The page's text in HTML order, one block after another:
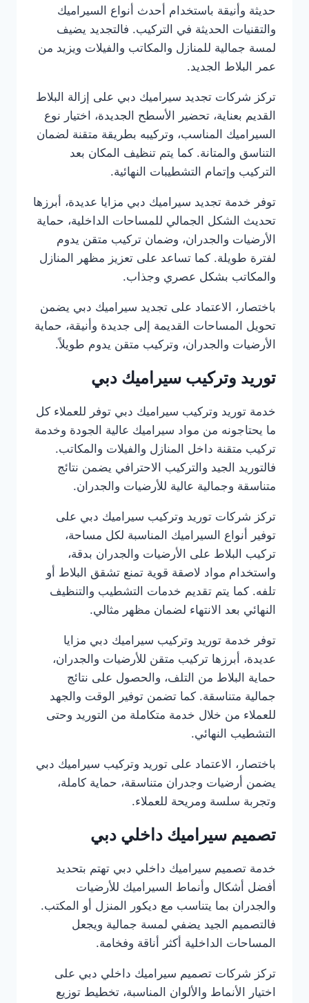
حديثة وأنيقة باستخدام أحدث أنواع السيراميك
والتقنيات الحديثة في التركيب. فالتجديد يضيف
لمسة جمالية للمنازل والمكاتب والفيلات ويزيد من
عمر البلاط الجديد.
تركز شركات تجديد سيراميك دبي على إزالة البلاط
القديم بعناية، تحضير الأسطح الجديدة، اختيار نوع
السيراميك المناسب، وتركيبه بطريقة متقنة لضمان
التناسق والمتانة. كما يتم تنظيف المكان بعد
التركيب وإتمام التشطيبات النهائية.
توفر خدمة تجديد سيراميك دبي مزايا عديدة، أبرزها
تحديث الشكل الجمالي للمساحات الداخلية، حماية
الأرضيات والجدران، وضمان تركيب متقن يدوم
لفترة طويلة. كما تساعد على تعزيز مظهر المنازل
والمكاتب بشكل عصري وجذاب.
باختصار، الاعتماد على تجديد سيراميك دبي يضمن
تحويل المساحات القديمة إلى جديدة وأنيقة، حماية
الأرضيات والجدران، وتركيب متقن يدوم طويلاً.
توريد وتركيب سيراميك دبي
خدمة توريد وتركيب سيراميك دبي توفر للعملاء كل
ما يحتاجونه من مواد سيراميك عالية الجودة وخدمة
تركيب متقنة داخل المنازل والفيلات والمكاتب.
فالتوريد الجيد والتركيب الاحترافي يضمن نتائج
متناسقة وجمالية عالية للأرضيات والجدران.
تركز شركات توريد وتركيب سيراميك دبي على
توفير أنواع السيراميك المناسبة لكل مساحة،
تركيب البلاط على الأرضيات والجدران بدقة،
واستخدام مواد لاصقة قوية تمنع تشقق البلاط أو
تلفه. كما يتم تقديم خدمات التشطيب والتنظيف
النهائي بعد الانتهاء لضمان مظهر مثالي.
توفر خدمة توريد وتركيب سيراميك دبي مزايا
عديدة، أبرزها تركيب متقن للأرضيات والجدران،
حماية البلاط من التلف، والحصول على نتائج
جمالية متناسقة. كما تضمن توفير الوقت والجهد
للعملاء من خلال خدمة متكاملة من التوريد وحتى
التشطيب النهائي.
باختصار، الاعتماد على توريد وتركيب سيراميك دبي
يضمن أرضيات وجدران متناسقة، حماية كاملة،
وتجربة سلسة ومريحة للعملاء.
تصميم سيراميك داخلي دبي
خدمة تصميم سيراميك داخلي دبي تهتم بتحديد
أفضل أشكال وأنماط السيراميك للأرضيات
والجدران بما يتناسب مع ديكور المنزل أو المكتب.
فالتصميم الجيد يضفي لمسة جمالية ويجعل
المساحات الداخلية أكثر أناقة وفخامة.
تركز شركات تصميم سيراميك داخلي دبي على
اختيار الأنماط والألوان المناسبة، تخطيط توزيع